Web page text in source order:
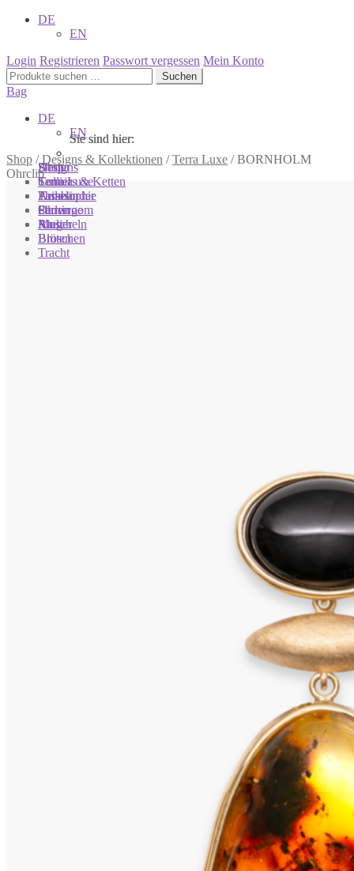
DE
EN
Login Registrieren Passwort vergessen Mein Konto
Suchen
nach:
Suchen
Bag
DE
EN
Shop /Designs & Kollektionen /Terra Luxe /BORNHOLM
Ohrclip
Sie sind hier:
Shop
Colliers & Ketten
Armbänder
Ohrringe
Ringe
Broschen
Sie sind hier:
Designs
Terra Luxe
Tasseln
Perlen
Muscheln
Blüten
Tracht
Sie sind hier:
About
Sonnia
Philosophie
Showroom
Atelier